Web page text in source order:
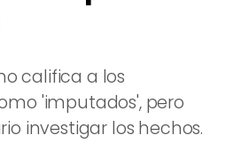
califica a los
'imputados', pero
investigar los hechos.